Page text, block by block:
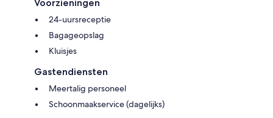
Voorzieningen
24-uursreceptie
Bagageopslag
Kluisjes
Gastendiensten
Meertalig personeel
Schoonmaakservice (dagelijks)